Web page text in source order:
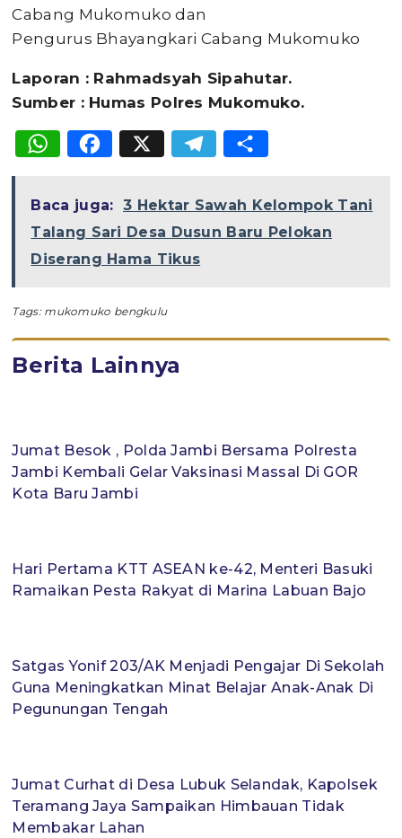
Cabang Mukomuko dan
Pengurus Bhayangkari Cabang Mukomuko
Laporan : Rahmadsyah Sipahutar.
Sumber : Humas Polres Mukomuko.
WhatsApp
Facebook
X Telegram
Baca juga: 3 Hektar Sawah Kelompok Tani
Talang Sari Desa Dusun Baru Pelokan
Diserang Hama Tikus
Tags: mukomuko bengkulu
Berita Lainnya
Jumat Besok , Polda Jambi Bersama Polresta
Jambi Kembali Gelar Vaksinasi Massal Di GOR
Kota Baru Jambi
Hari Pertama KTT ASEAN ke-42, Menteri Basuki
Ramaikan Pesta Rakyat di Marina Labuan Bajo
Satgas Yonif 203/AK Menjadi Pengajar Di Sekolah
Guna Meningkatkan Minat Belajar Anak-Anak Di
Pegunungan Tengah
Jumat Curhat di Desa Lubuk Selandak, Kapolsek
Teramang Jaya Sampaikan Himbauan Tidak
Membakar Lahan